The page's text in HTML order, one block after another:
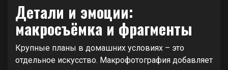
Детали и эмоции:
макросъёмка и фрагменты
Крупные планы в домашних условиях – это
отдельное искусство. Макрофотография добавляет